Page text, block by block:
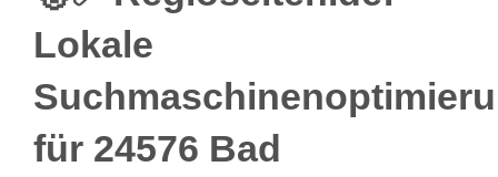
Lokale
für 24576 Bad